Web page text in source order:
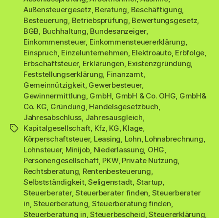
Schlagwörter
Außensteuergesetz, Beratung, Beschäftigung,
Besteuerung, Betriebsprüfung, Bewertungsgesetz,
BGB, Buchhaltung, Bundesanzeiger,
Einkommensteuer, Einkommensteuererklärung,
Einspruch, Einzelunternehmen, Elektroauto, Erbfolge,
Erbschaftsteuer, Erklärungen, Existenzgründung,
Feststellungserklärung, Finanzamt,
Gemeinnützigkeit, Gewerbesteuer,
Gewinnermittlung, GmbH, GmbH & Co. OHG, GmbH&
Co. KG, Gründung, Handelsgesetzbuch,
Jahresabschluss, Jahresausgleich,
Kapitalgesellschaft, Kfz, KG, Klage,
Körperschaftsteuer, Leasing, Lohn, Lohnabrechnung,
Lohnsteuer, Minijob, Niederlassung, OHG,
Personengesellschaft, PKW, Private Nutzung,
Rechtsberatung, Rentenbesteuerung,
Selbstständigkeit,Seligenstadt, Startup,
Steuerberater,Steuerberater finden, Steuerberater
in, Steuerberatung, Steuerberatung finden,
Steuerberatung in,Steuerbescheid,Steuererklärung,